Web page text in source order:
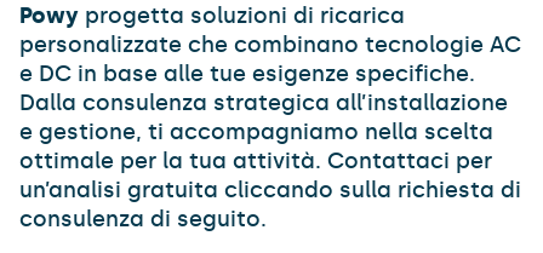
Powy progetta soluzioni di ricarica
personalizzate che combinano tecnologie AC
e DC in base alle tue esigenze specifiche.
Dalla consulenza strategica all’installazione
e gestione, ti accompagniamo nella scelta
ottimale per la tua attività. Contattaci per
un’analisi gratuita cliccando sulla richiesta di
consulenza di seguito.